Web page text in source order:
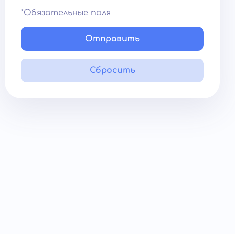
*Обязательные поля
Отправить
Сбросить